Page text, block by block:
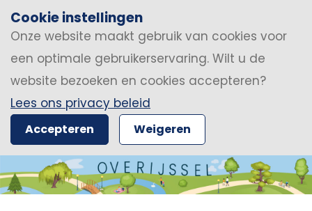
Cookie instellingen
Onze website maakt gebruik van cookies voor
een optimale gebruikerservaring. Wilt u de
website bezoeken en cookies accepteren?
Lees ons privacy beleid
Accepteren Weigeren